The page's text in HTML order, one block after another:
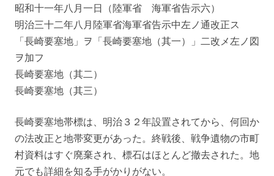
昭和十一年八月一日（陸軍省 海軍省告示六）
明治三十二年八月陸軍省海軍省告示中左ノ通改正ス
「長崎要塞地」ヲ「長崎要塞地（其一）」二改メ左ノ図
ヲ加フ
長崎要塞地（其二）
長崎要塞地（其三）
長崎要塞地帯標は、明治３２年設置されてから、何回か
の法改正と地帯変更があった。終戦後、戦争遺物の市町
村資料はすぐ廃棄され、標石はほとんど撤去された。地
元でも詳細を知る手がかりがない。